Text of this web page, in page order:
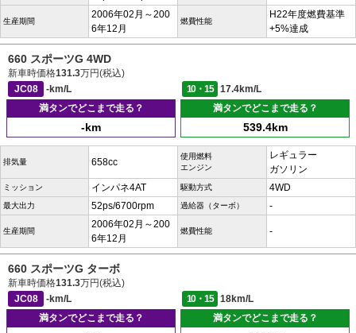
生産期間
2006年02月～200
6年12月
燃費性能
H22年度燃費基準
+5%達成
660 スポーツG 4WD
新車時価格131.3万円(税込)
JC08
-km/L 10・15
17.4km/L
満タンでどこまで走る？
-km
満タンでどこまで走る？
539.4km
排気量 658cc
使用燃料
エンジン
レギュラー
ガソリン
ミッション インパネ4AT 駆動方式 4WD
最大出力 52ps/6700rpm 過給器（ターボ） -
生産期間
2006年02月～200
6年12月
燃費性能 -
660 スポーツG ターボ
新車時価格131.3万円(税込)
JC08
-km/L 10・15
18km/L
満タンでどこまで走る？
満タンでどこまで走る？